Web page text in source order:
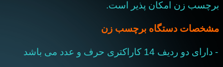
زن امکان پذیر است.
دستگاه برچسب زن
دو ردیف 14 کاراکتری حرف و عدد می باشد